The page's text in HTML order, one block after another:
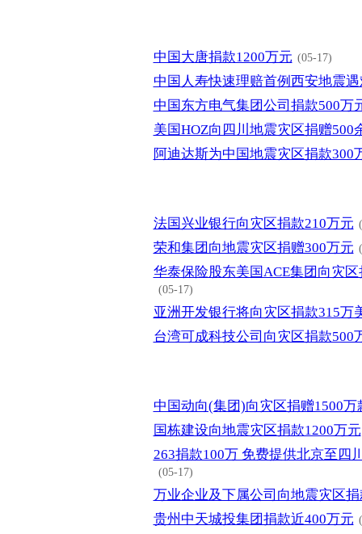
中国大唐捐款1200万元 (05-17)
中国人寿快速理赔首例西安地震
中国东方电气集团公司捐款500万
美国HOZ向四川地震灾区捐赠500
阿迪达斯为中国地震灾区捐款300
法国兴业银行向灾区捐款210万元
荣和集团向地震灾区捐赠300万元
华泰保险股东美国ACE集团向灾
(05-17)
亚洲开发银行将向灾区捐款315万
台湾可成科技公司向灾区捐款500
中国动向(集团)向灾区捐赠1500万
国栋建设向地震灾区捐款1200万元
263捐款100万 免费提供北京至四
(05-17)
万业企业及下属公司向地震灾区
贵州中天城投集团捐款近400万元